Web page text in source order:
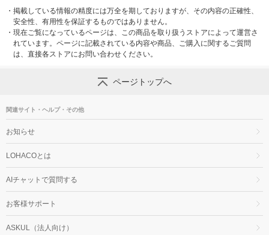
・ 掲載している情報の精度には万全を期しておりますが、その内容の正確性、
安全性、有用性を保証するものではありません。
・ 現在ご覧になっているページは、この商品を取り扱うストアによって運営さ
れています。ページに記載されている内容や商品、ご購入に関するご質問
は、直接各ストアにお問い合わせください。
ページトップへ
関連サイト・ヘルプ・その他
お知らせ
LOHACOとは
AIチャットで質問する
お客様サポート
ASKUL（法人向け）